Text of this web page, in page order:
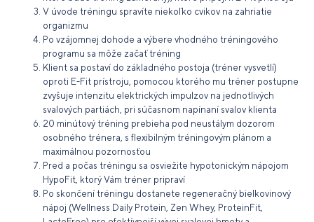
V úvode tréningu spravíte niekoľko cvikov na zahriatie
organizmu
Po vzájomnej dohode a výbere vhodného tréningového
programu sa môže začať tréning
Klient sa postaví do základného postoja (tréner vysvetlí)
oproti E-Fit prístroju, pomocou ktorého mu tréner postupne
zvyšuje intenzitu elektrických impulzov na jednotlivých
svalových partiách, pri súčasnom napínaní svalov klienta
20 minútový tréning prebieha pod neustálym dozorom
osobného trénera, s flexibilným tréningovým plánom a
maximálnou pozornosťou
Pred a počas tréningu sa osviežite hypotonickým nápojom
HypoFit, ktorý Vám tréner pripraví
Po skončení tréningu dostanete regeneračný bielkovinový
nápoj (Wellness Daily Protein, Zen Whey, ProteinFit,